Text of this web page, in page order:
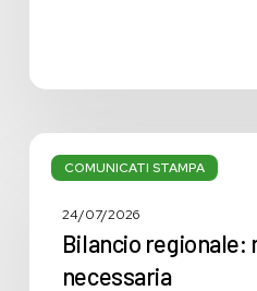
COMUNICATI STAMPA
Bilancio
regionale:
svolta
24/07/2026
Bilancio regionale:
necessaria